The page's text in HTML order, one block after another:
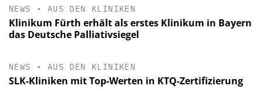
NEWS • AUS DEN KLINIKEN
Klinikum Fürth erhält als erstes Klinikum in Bayern
das Deutsche Palliativsiegel
NEWS • AUS DEN KLINIKEN
SLK-Kliniken mit Top-Werten in KTQ-Zertifizierung